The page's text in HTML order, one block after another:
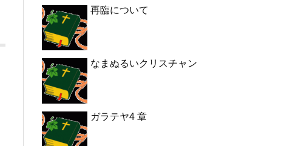
再臨について
なまぬるいクリスチャン
ガラテヤ4 章